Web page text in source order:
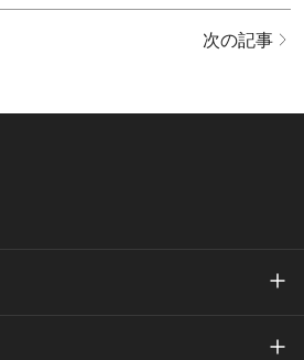
次の記事